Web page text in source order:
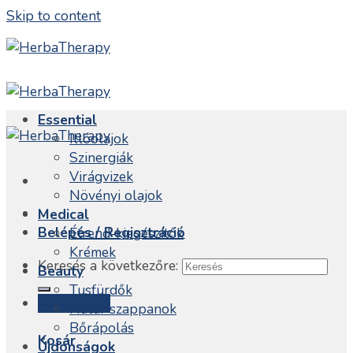
Skip to content
Belépés / Regisztráció
Keresés a következőre:
Kosár /
Kosár
Essential
Illóolajok
Szinergiák
Virágvizek
Növényi olajok
Medical
Étrend-kiegészítők
Krémek
Beauty
Tusfürdők
Natúr szappanok
Bőrápolás
Újdonságok